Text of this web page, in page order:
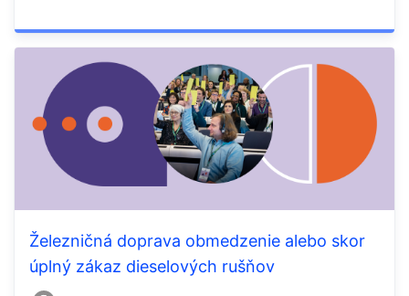
Železničná doprava obmedzenie alebo skor
úplný zákaz dieselových rušňov